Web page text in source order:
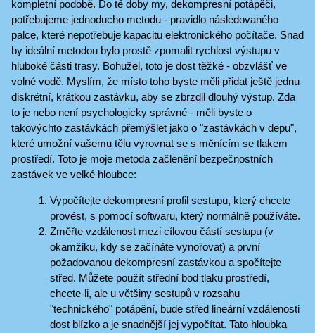
kompletní podobě. Do té doby my, dekompresní potápěči,
potřebujeme jednoducho metodu - pravidlo následovaného
palce, které nepotřebuje kapacitu elektronického počítače. Snad
by ideální metodou bylo prostě zpomalit rychlost výstupu v
hluboké části trasy. Bohužel, toto je dost těžké - obzvlášť ve
volné vodě. Myslím, že místo toho byste měli přidat ještě jednu
diskrétní, krátkou zastávku, aby se zbrzdil dlouhý výstup. Zda
to je nebo není psychologicky správné - měli byste o
takovýchto zastávkách přemýšlet jako o "zastávkách v depu",
které umožní vašemu tělu vyrovnat se s měnícím se tlakem
prostředí. Toto je moje metoda začlenění bezpečnostních
zastávek ve velké hloubce:
Vypočítejte dekompresní profil sestupu, který chcete
provést, s pomocí softwaru, který normálně používáte.
Změřte vzdálenost mezi cílovou částí sestupu (v
okamžiku, kdy se začínáte vynořovat) a první
požadovanou dekompresní zastávkou a spočítejte
střed. Můžete použít střední bod tlaku prostředí,
chcete-li, ale u většiny sestupů v rozsahu
"technického" potápění, bude střed lineární vzdálenosti
dost blízko a je snadnější jej vypočítat. Tato hloubka